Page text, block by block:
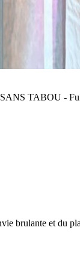
brulante et du